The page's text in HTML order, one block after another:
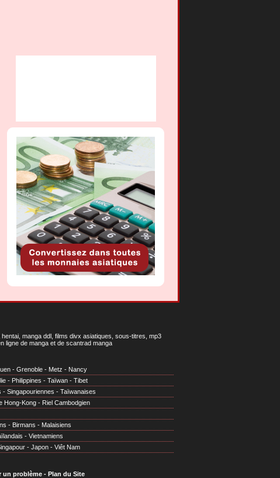
manga ddl, films divx asiatiques, sous-titres, mp3
ligne de manga et de scantrad manga
- Grenoble - Metz - Nancy
- Philippines - Taïwan - Tibet
- Singapouriennes - Taïwanaises
Hong-Kong - Riel Cambodgien
- Birmans - Malaisiens
- Vietnamiens
- Japon - Viêt Nam
un problème- Plan du Site